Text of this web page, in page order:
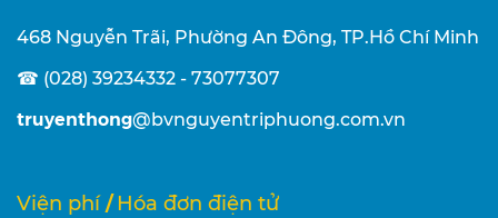
468 Nguyễn Trãi, Phường An Đông, TP.Hồ Chí Minh
☎ (028) 39234332 - 73077307
truyenthong@bvnguyentriphuong.com.vn
Viện phí / Hóa đơn điện tử